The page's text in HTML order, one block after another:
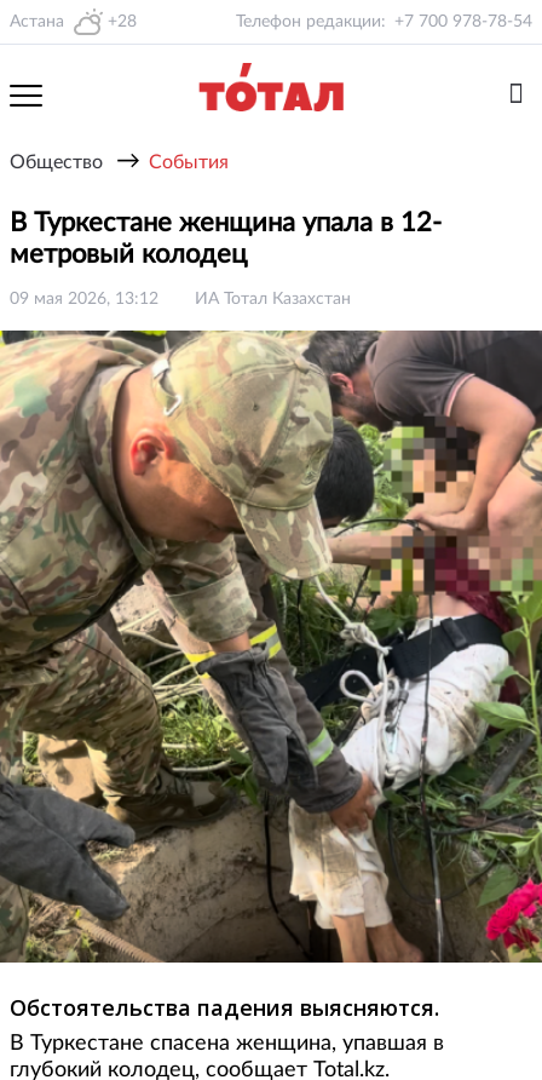
Астана +28 Телефон редакции: +7 700 978-78-54
Общество → События
В Туркестане женщина упала в 12-
метровый колодец
09 мая 2026, 13:12 ИА Тотал Казахстан
Обстоятельства падения выясняются.
В Туркестане спасена женщина, упавшая в
глубокий колодец, сообщает Total.kz.